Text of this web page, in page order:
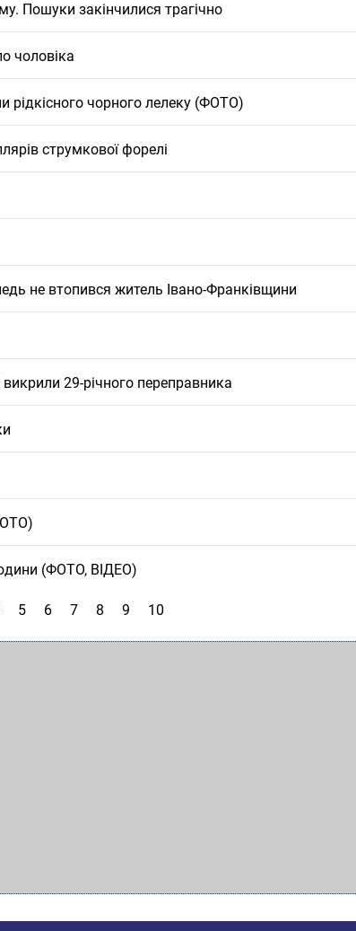
Пошуки закінчилися трагічно
чоловіка
рідкісного чорного лелеку (ФОТО)
струмкової форелі
не втопився житель Івано-Франківщини
29-річного переправника
(ФОТО, ВІДЕО)
5 6 7 8 9 10